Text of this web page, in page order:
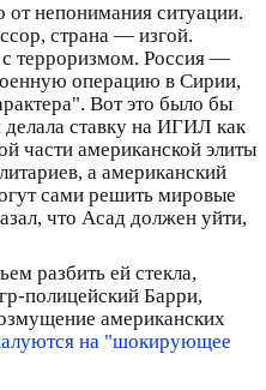
от непонимания ситуации.
страна — изгой.
терроризмом. Россия —
операцию в Сирии,
Вот это было бы
ставку на ИГИЛ как
части американской элиты
а американский
сами решить мировые
что Асад должен уйти,
разбить ей стекла,
полицейский Барри,
американских
на "шокирующее